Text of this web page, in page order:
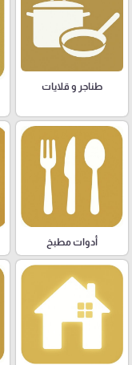
طناجر و قلايات
أدوات مطبخ